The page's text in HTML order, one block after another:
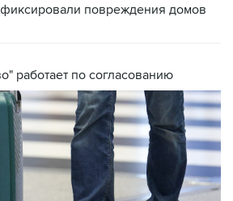
повреждения домов
работает по согласованию